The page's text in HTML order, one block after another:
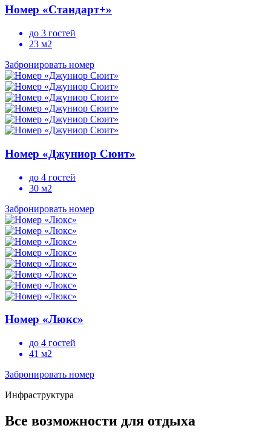
Номер «Стандарт+»
до 3 гостей
23 м2
Забронировать номер
Номер «Джуниор Сюит»
до 4 гостей
30 м2
Забронировать номер
Номер «Люкс»
до 4 гостей
41 м2
Забронировать номер
Инфраструктура
Все возможности для отдыха